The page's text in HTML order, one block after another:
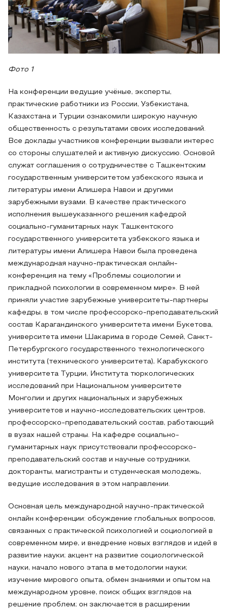
Фото 1
На конференции ведущие учёные, эксперты,
практические работники из России, Узбекистана,
Казахстана и Турции ознакомили широкую научную
общественность с результатами своих исследований.
Все доклады участников конференции вызвали интерес
со стороны слушателей и активную дискуссию. Основой
служат соглашения о сотрудничестве с Ташкентским
государственным университетом узбекского языка и
литературы имени Алишера Навои и другими
зарубежными вузами. В качестве практического
исполнения вышеуказанного решения кафедрой
социально-гуманитарных наук Ташкентского
государственного университета узбекского языка и
литературы имени Алишера Навои была проведена
международная научно-практическая онлайн-
конференция на тему «Проблемы социологии и
прикладной психологии в современном мире». В ней
приняли участие зарубежные университеты-партнеры
кафедры, в том числе профессорско-преподавательский
состав Карагандинского университета имени Букетова,
университета имени Шакарима в городе Семей, Санкт-
Петербургского государственного технологического
института (технического университета), Карабукского
университета Турции, Института тюркологических
исследований при Национальном университете
Монголии и других национальных и зарубежных
университетов и научно-исследовательских центров,
профессорско-преподавательский состав, работающий
в вузах нашей страны. На кафедре социально-
гуманитарных наук присутствовали профессорско-
преподавательский состав и научные сотрудники,
докторанты, магистранты и студенческая молодежь,
ведущие исследования в этом направлении.
Основная цель международной научно-практической
онлайн конференции: обсуждение глобальных вопросов,
связанных с практической психологией и социологией в
современном мире, и внедрение новых взглядов и идей в
развитие науки; акцент на развитие социологической
науки, начало нового этапа в методологии науки;
изучение мирового опыта, обмен знаниями и опытом на
международном уровне, поиск общих взглядов на
решение проблем; он заключается в расширении